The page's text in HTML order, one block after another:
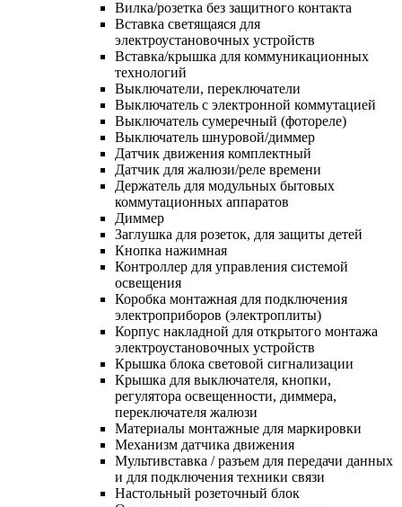
Вилка/розетка без защитного контакта
Вставка светящаяся для
электроустановочных устройств
Вставка/крышка для коммуникационных
технологий
Выключатели, переключатели
Выключатель с электронной коммутацией
Выключатель сумеречный (фотореле)
Выключатель шнуровой/диммер
Датчик движения комплектный
Датчик для жалюзи/реле времени
Держатель для модульных бытовых
коммутационных аппаратов
Диммер
Заглушка для розеток, для защиты детей
Кнопка нажимная
Контроллер для управления системой
освещения
Коробка монтажная для подключения
электроприборов (электроплиты)
Корпус накладной для открытого монтажа
электроустановочных устройств
Крышка блока световой сигнализации
Крышка для выключателя, кнопки,
регулятора освещенности, диммера,
переключателя жалюзи
Материалы монтажные для маркировки
Механизм датчика движения
Мультивставка / разъем для передачи данных
и для подключения техники связи
Настольный розеточный блок